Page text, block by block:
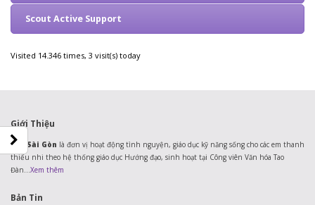
Scout Active Support
Visited 14.346 times, 3 visit(s) today
Giới Thiệu
Đạo Sài Gòn là đơn vị hoạt động tình nguyện, giáo dục kỹ năng sống cho các em thanh
thiếu nhi theo hệ thống giáo dục Hướng đạo, sinh hoạt tại Công viên Văn hóa Tao
Đàn...Xem thêm
Bản Tin